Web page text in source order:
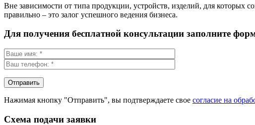
Вне зависимости от типа продукции, устройств, изделий, для которых
правильно – это залог успешного ведения бизнеса.
Для получения бесплатной консультации заполните
Нажимая кнопку "Отправить", вы подтверждаете свое согласие на
Схема подачи заявки